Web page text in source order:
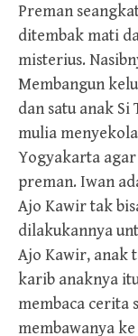
Preman
ditembak mati
misterius.
Membangun
dan satu anak
mulia
Yogyakarta
preman. Iwan
Ajo Kawir tak
dilakukannya
Ajo Kawir, anak
karib anaknya
membaca cerita
membawanya